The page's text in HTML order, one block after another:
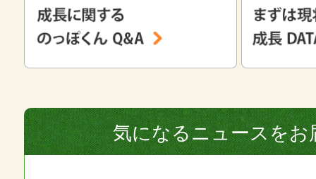
気になるニュースをお